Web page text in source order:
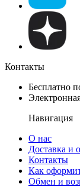
Контакты
Бесплатно
Навигация
О нас
Доставка и
Контакты
Как
Обмен и